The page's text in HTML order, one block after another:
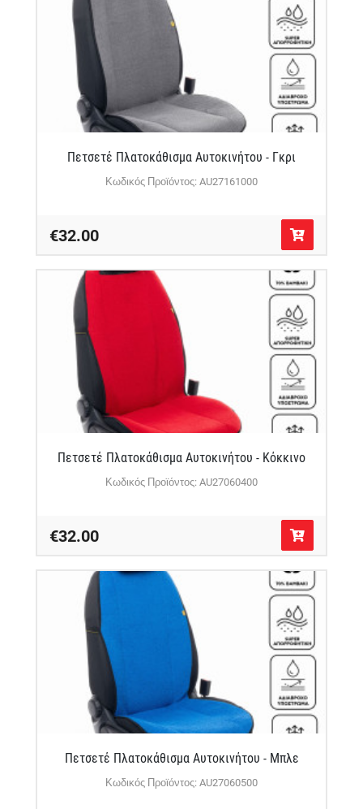
Πετσετέ Πλατοκάθισμα Αυτοκινήτου - Γκρι
Κωδικός Προϊόντος: AU27161000
€32.00
Πετσετέ Πλατοκάθισμα Αυτοκινήτου - Κόκκινο
Κωδικός Προϊόντος: AU27060400
€32.00
Πετσετέ Πλατοκάθισμα Αυτοκινήτου - Μπλε
Κωδικός Προϊόντος: AU27060500